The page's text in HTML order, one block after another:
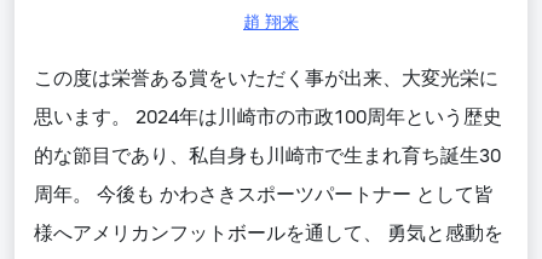
趙 翔来
この度は栄誉ある賞をいただく事が出来、大変光栄に
思います。 2024年は川崎市の市政100周年という歴史
的な節目であり、私自身も川崎市で生まれ育ち誕生30
周年。 今後も かわさきスポーツパートナー として皆
様へアメリカンフットボールを通して、 勇気と感動を